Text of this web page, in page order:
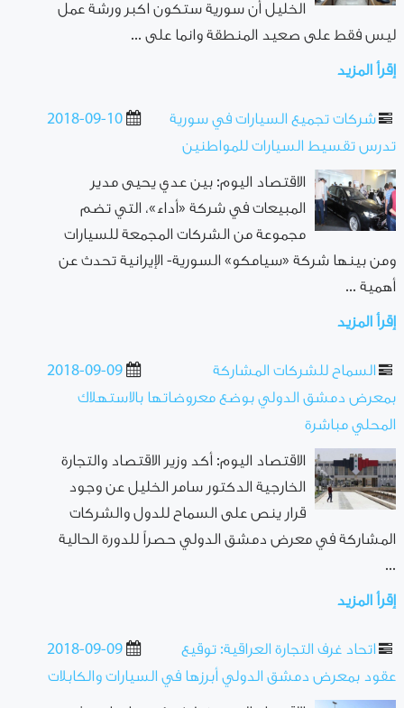
الخليل أن سورية ستكون اكبر ورشة عمل
ليس فقط على صعيد المنطقة وانما على ...
إقرأ المزيد
2018-09-10
شركات تجميع السيارات في سورية
تدرس تقسيط السيارات للمواطنين
الاقتصاد اليوم: بين عدي يحيى مدير
المبيعات في شركة «أداء»، التي تضم
مجموعة من الشركات المجمعة للسيارات
ومن بينها شركة «سيامكو» السورية- الإيرانية تحدث عن
أهمية ...
إقرأ المزيد
2018-09-09
السماح للشركات المشاركة
بمعرض دمشق الدولي بوضع معروضاتها بالاستهلاك
المحلي مباشرة
الاقتصاد اليوم: أكد وزير الاقتصاد والتجارة
الخارجية الدكتور سامر الخليل عن وجود
قرار ينص على السماح للدول والشركات
المشاركة في معرض دمشق الدولي حصراً للدورة الحالية
...
إقرأ المزيد
2018-09-09
اتحاد غرف التجارة العراقية: توقيع
عقود بمعرض دمشق الدولي أبرزها في السيارات والكابلات